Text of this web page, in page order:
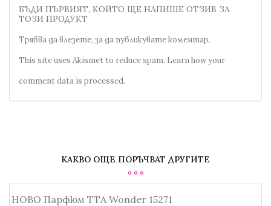
БЪДИ ПЪРВИЯТ, КОЙТО ЩЕ НАПИШЕ ОТЗИВ ЗА
ТОЗИ ПРОДУКТ
Трябва давлезете, за да публикувате коментар.
This site uses Akismet to reduce spam. Learn how your
comment data is processed.
КАКВО ОЩЕ ПОРЪЧВАТ ДРУГИТЕ
НОВО Парфюм TTA Wonder 15271